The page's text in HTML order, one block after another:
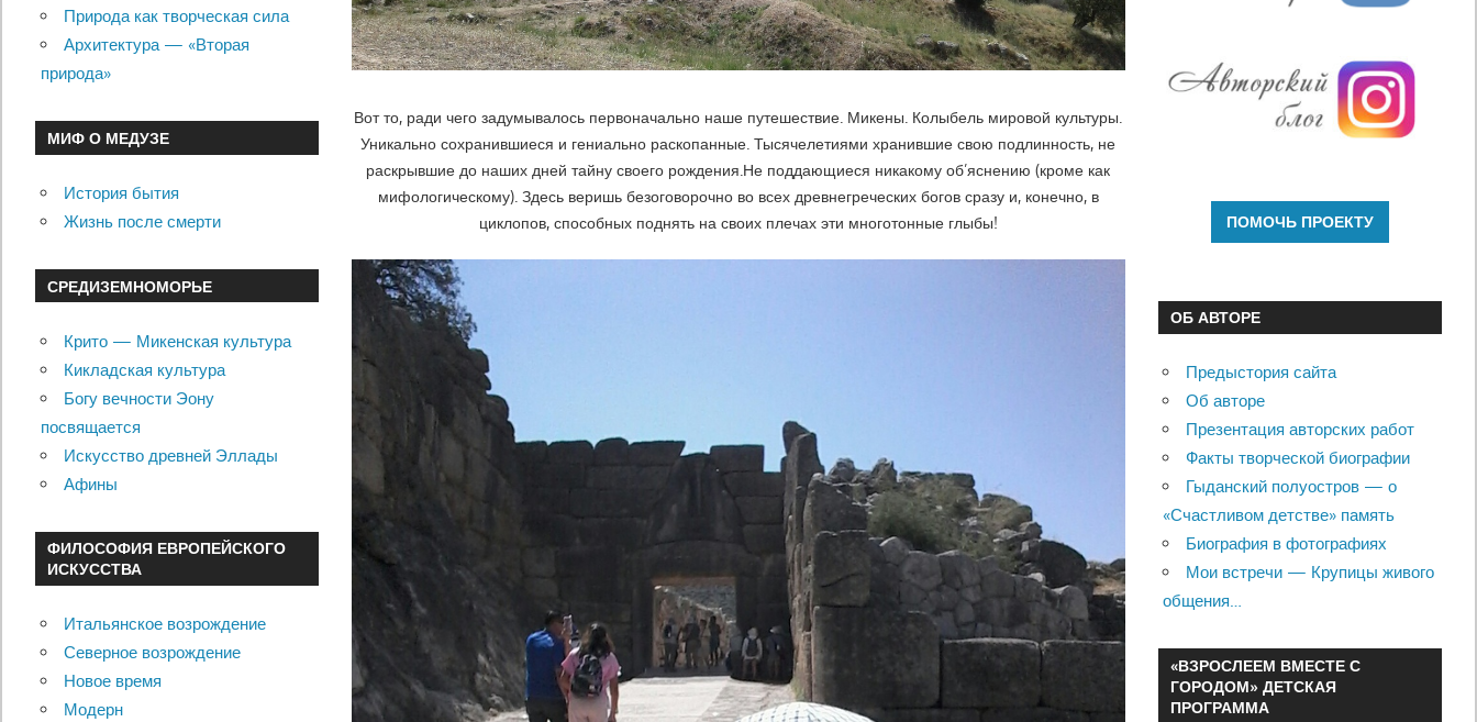
Вот то, ради чего задумывалось первоначально наше путешествие. Микены. Колыбель мировой культуры.
Уникально сохранившиеся и гениально раскопанные. Тысячелетиями хранившие свою подлинность, не
раскрывшие до наших дней тайну своего рождения.Не поддающиеся никакому об’яснению (кроме как
мифологическому). Здесь веришь безоговорочно во всех древнегреческих богов сразу и, конечно, в
циклопов, способных поднять на своих плечах эти многотонные глыбы!
Природа как творческая сила
Архитектура — «Вторая
природа»
МИФ О МЕДУЗЕ
История бытия
Жизнь после смерти
СРЕДИЗЕМНОМОРЬЕ
Крито — Микенская культура
Кикладская культура
Богу вечности Эону
посвящается
Искусство древней Эллады
Афины
ФИЛОСОФИЯ ЕВРОПЕЙСКОГО
ИСКУССТВА
Итальянское возрождение
Северное возрождение
Новое время
Модерн
ОБ АВТОРЕ
Предыстория сайта
Об авторе
Презентация авторских работ
Факты творческой биографии
Гыданский полуостров — о
«Счастливом детстве» память
Биография в фотографиях
Мои встречи — Крупицы живого
общения…
«ВЗРОСЛЕЕМ ВМЕСТЕ С
ГОРОДОМ» ДЕТСКАЯ
ПРОГРАММА